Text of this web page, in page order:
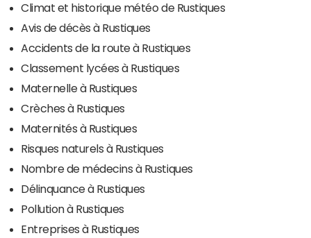
Climat et historique météo de Rustiques
Avis de décès à Rustiques
Accidents de la route à Rustiques
Classement lycées à Rustiques
Maternelle à Rustiques
Crèches à Rustiques
Maternités à Rustiques
Risques naturels à Rustiques
Nombre de médecins à Rustiques
Délinquance à Rustiques
Pollution à Rustiques
Entreprises à Rustiques